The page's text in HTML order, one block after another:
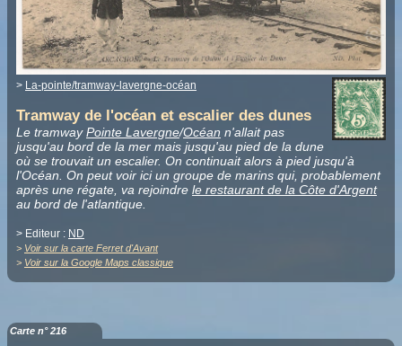
> La-pointe/tramway-lavergne-océan
Tramway de l'océan et escalier des dunes
Le tramwayPointe Lavergne/Océan n'allait pas
jusqu'au bord de la mer mais jusqu'au pied de la dune
où se trouvait un escalier. On continuait alors à pied jusqu'à
l'Océan. On peut voir ici un groupe de marins qui, probablement
après une régate, va rejoindre le restaurant de la Côte d'Argent
au bord de l'atlantique.
> Editeur : ND
> Voir sur la carte Ferret d'Avant
> Voir sur la Google Maps classique
Carte n° 216